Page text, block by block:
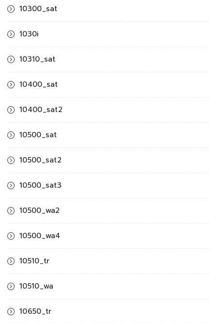
10300_sat
1030i
10310_sat
10400_sat
10400_sat2
10500_sat
10500_sat2
10500_sat3
10500_wa2
10500_wa4
10510_tr
10510_wa
10650_tr